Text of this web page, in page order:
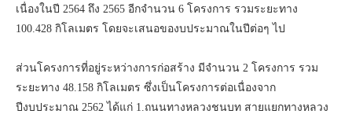
เนื่องในปี 2564 ถึง 2565 อีกจำนวน 6 โครงการ รวมระยะทาง
100.428 กิโลเมตร โดยจะเสนอของบประมาณในปีต่อๆ ไป
ส่วนโครงการที่อยู่ระหว่างการก่อสร้าง มีจำนวน 2 โครงการ รวม
ระยะทาง 48.158 กิโลเมตร ซึ่งเป็นโครงการต่อเนื่องจาก
ปีงบประมาณ 2562 ได้แก่ 1.ถนนทางหลวงชนบท สายแยกทางหลวง